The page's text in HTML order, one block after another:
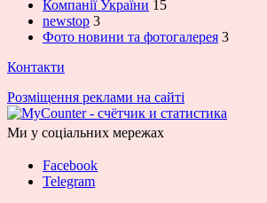
Компанії України 15
newstop 3
Фото новини та фотогалерея 3
Контакти
Розміщення реклами на сайті
Ми у соціальних мережах
Facebook
Telegram